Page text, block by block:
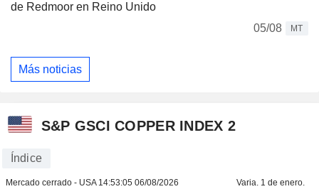
de Redmoor en Reino Unido
05/08
MT
Más noticias
S&P GSCI COPPER INDEX 2
Índice
Mercado cerrado - USA 14:53:05 06/08/2026 Varia. 1 de enero.